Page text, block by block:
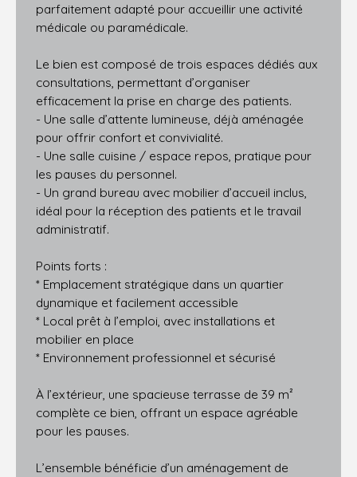
parfaitement adapté pour accueillir une activité
médicale ou paramédicale.
Le bien est composé de trois espaces dédiés aux
consultations, permettant d’organiser
efficacement la prise en charge des patients.
- Une salle d’attente lumineuse, déjà aménagée
pour offrir confort et convivialité.
- Une salle cuisine / espace repos, pratique pour
les pauses du personnel.
- Un grand bureau avec mobilier d’accueil inclus,
idéal pour la réception des patients et le travail
administratif.
Points forts :
* Emplacement stratégique dans un quartier
dynamique et facilement accessible
* Local prêt à l’emploi, avec installations et
mobilier en place
* Environnement professionnel et sécurisé
À l’extérieur, une spacieuse terrasse de 39 m²
complète ce bien, offrant un espace agréable
pour les pauses.
L’ensemble bénéficie d’un aménagement de